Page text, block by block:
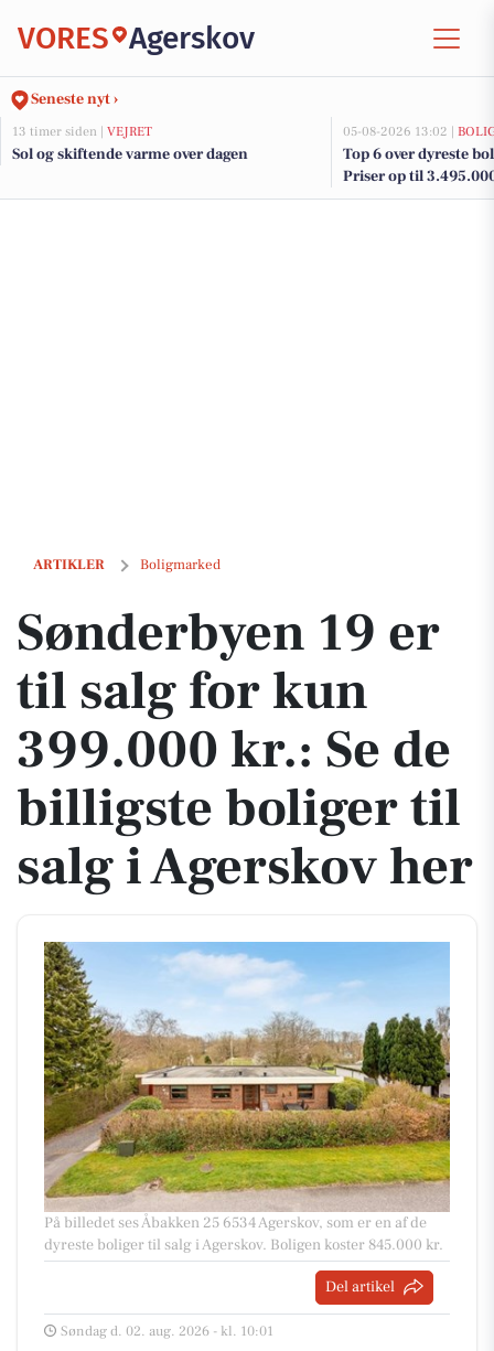
VORES Agerskov
Seneste nyt ›
13 timer siden | VEJRET
Sol og skiftende varme over dagen
05-08-2026 13:02 |
Top 6 over dyreste
Priser op til
ARTIKLER Boligmarked
Sønderbyen 19 er til salg for kun 399.000 kr.: Se de billigste boliger
Sønderbyen 19 er
til salg for kun
399.000 kr.: Se de
billigste boliger til
salg i Agerskov her
På billedet ses Åbakken 25 6534 Agerskov, som er en af de
dyreste boliger til salg i Agerskov. Boligen koster 845.000 kr.
Del artikel
Søndag d. 02. aug. 2026 - kl. 10:01